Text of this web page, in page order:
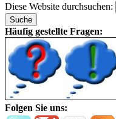
Diese Website durchsuchen:
Häufig gestellte Fragen:
Folgen Sie uns: